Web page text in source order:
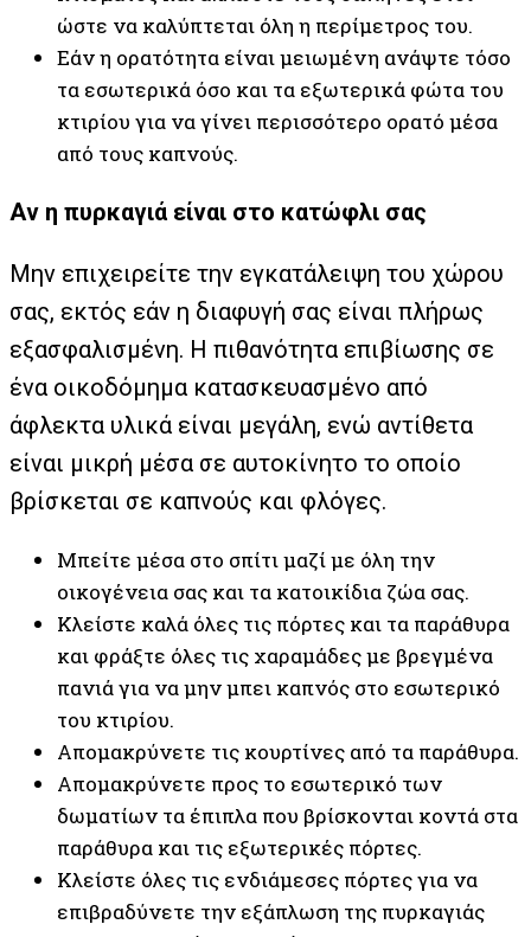
ώστε να καλύπτεται όλη η περίμετρος του.
Εάν η ορατότητα είναι μειωμένη ανάψτε τόσο
τα εσωτερικά όσο και τα εξωτερικά φώτα του
κτιρίου για να γίνει περισσότερο ορατό μέσα
από τους καπνούς.
Αν η πυρκαγιά είναι στο κατώφλι σας
Μην επιχειρείτε την εγκατάλειψη του χώρου
σας, εκτός εάν η διαφυγή σας είναι πλήρως
εξασφαλισμένη. Η πιθανότητα επιβίωσης σε
ένα οικοδόμημα κατασκευασμένο από
άφλεκτα υλικά είναι μεγάλη, ενώ αντίθετα
είναι μικρή μέσα σε αυτοκίνητο το οποίο
βρίσκεται σε καπνούς και φλόγες.
Μπείτε μέσα στο σπίτι μαζί με όλη την
οικογένεια σας και τα κατοικίδια ζώα σας.
Κλείστε καλά όλες τις πόρτες και τα παράθυρα
και φράξτε όλες τις χαραμάδες με βρεγμένα
πανιά για να μην μπει καπνός στο εσωτερικό
του κτιρίου.
Απομακρύνετε τις κουρτίνες από τα παράθυρα.
Απομακρύνετε προς το εσωτερικό των
δωματίων τα έπιπλα που βρίσκονται κοντά στα
παράθυρα και τις εξωτερικές πόρτες.
Κλείστε όλες τις ενδιάμεσες πόρτες για να
επιβραδύνετε την εξάπλωση της πυρκαγιάς